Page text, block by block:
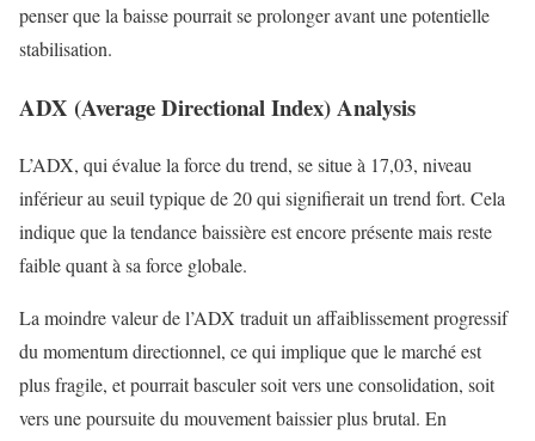
penser que la baisse pourrait se prolonger avant une potentielle
stabilisation.
ADX (Average Directional Index) Analysis
L’ADX, qui évalue la force du trend, se situe à 17,03, niveau
inférieur au seuil typique de 20 qui signifierait un trend fort. Cela
indique que la tendance baissière est encore présente mais reste
faible quant à sa force globale.
La moindre valeur de l’ADX traduit un affaiblissement progressif
du momentum directionnel, ce qui implique que le marché est
plus fragile, et pourrait basculer soit vers une consolidation, soit
vers une poursuite du mouvement baissier plus brutal. En